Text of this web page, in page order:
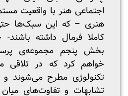
اجتماعی هنر با واقعیت
هنری – که این سبک‌ها
کاملا فرمال داشته
بخش پنجم مجموعه‌ی
خواهم کرد که در تلاقی
تکنولوژی مطرح می‌شوند
تشابهات و تفاوت‌های میان